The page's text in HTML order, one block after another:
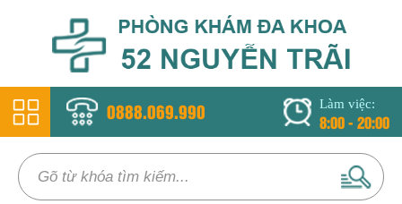
0888.069.990 Làm việc:
8:00 - 20:00